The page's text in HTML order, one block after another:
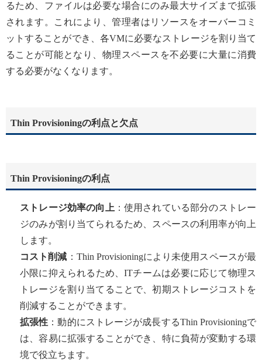
るため、ファイルは必要な場合にのみ最大サイズまで拡張
されます。これにより、管理者はリソースをオーバーコミ
ットすることができ、各VMに必要なストレージを割り当て
ることが可能となり、物理スペースを不必要に大量に消費
する必要がなくなります。
Thin Provisioningの利点と欠点
Thin Provisioningの利点
ストレージ効率の向上：使用されている部分のストレー
ジのみが割り当てられるため、スペースの利用率が向上
します。
コスト削減 ：Thin Provisioningにより未使用スペースが最
小限に抑えられるため、ITチームは必要に応じて物理ス
トレージを割り当てることで、初期ストレージコストを
削減することができます。
拡張性 ：動的にストレージが成長するThin Provisioningで
は、容易に拡張することができ、特に負荷が変動する環
境で役立ちます。